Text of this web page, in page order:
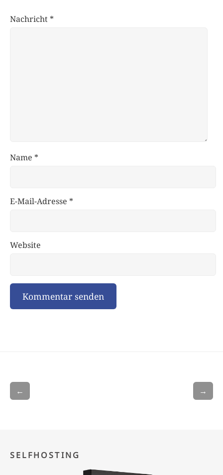
Nachricht *
Name *
E-Mail-Adresse *
Website
← →
SELFHOSTING